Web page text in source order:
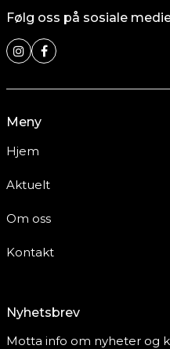
Følg oss på sosiale
Meny
Hjem
Aktuelt
Om oss
Kontakt
Nyhetsbrev
Motta info om nyheter og